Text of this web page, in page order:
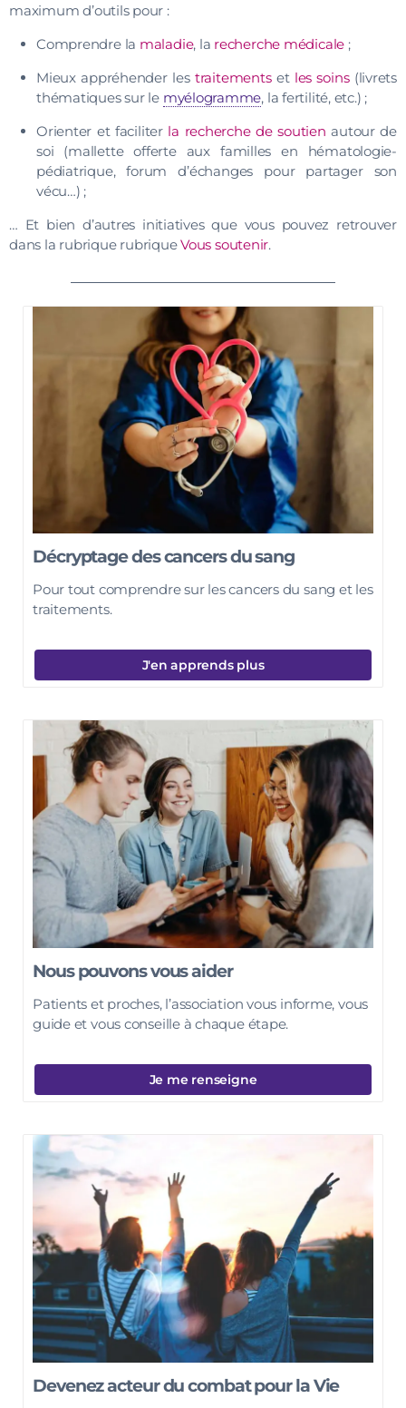
maximum d’outils pour :
Comprendre la maladie, la recherche médicale ;
Mieux appréhender les traitementset les soins(livrets
thématiques sur le myélogramme, la fertilité, etc.) ;
Orienter et faciliter la recherche de soutien autour de
soi (mallette offerte aux familles en hématologie-
pédiatrique, forum d’échanges pour partager son
vécu…) ;
… Et bien d’autres initiatives que vous pouvez retrouver
dans la rubrique rubriqueVous soutenir.
Décryptage des cancers du sang
Pour tout comprendre sur les cancers du sang et les
traitements.
J'en apprends plus
Nous pouvons vous aider
Patients et proches, l’association vous informe, vous
guide et vous conseille à chaque étape.
Je me renseigne
Devenez acteur du combat pour la Vie